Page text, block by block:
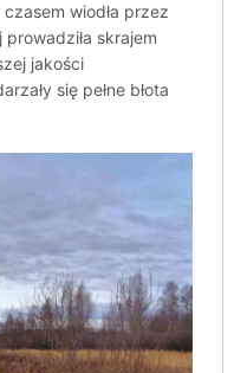
wiodła przez
skrajem
jakości
się pełne błota